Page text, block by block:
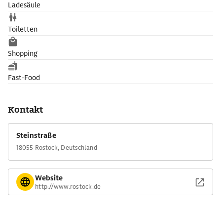
Ladesäule
Toiletten
Shopping
Fast-Food
Kontakt
Steinstraße
18055 Rostock, Deutschland
Website
http://www.rostock.de